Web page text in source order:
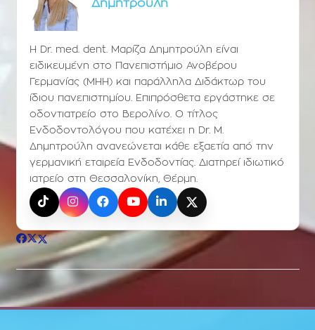
Δημητρούλη
Η Dr. med. dent. Μαρίζα Δημητρούλη είναι
ειδικευμένη στο Πανεπιστήμιο Ανοβέρου
Γερμανίας (ΜΗΗ) και παράλληλα Διδάκτωρ του
ίδιου πανεπιστημίου. Επιπρόσθετα εργάστηκε σε
οδοντιατρείο στο Βερολίνο. Ο τίτλος
Ενδοδοντολόγου που κατέχει η Dr. Μ.
Δημητρούλη ανανεώνεται κάθε εξαετία από την
γερμανική εταιρεία Ενδοδοντίας. Διατηρεί ιδιωτικό
ιατρείο στη Θεσσαλονίκη, Θέρμη.
TikTokInstagramFacebookYouTubeLinkedInX (Twitter)